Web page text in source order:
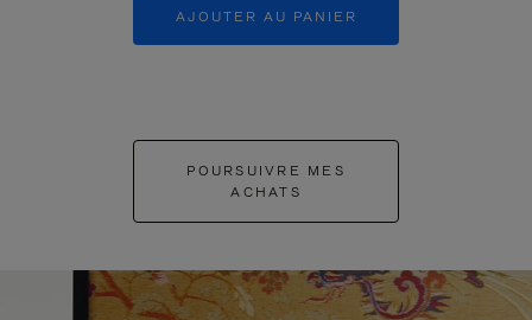
AJOUTER AU PANIER
POURSUIVRE MES
ACHATS